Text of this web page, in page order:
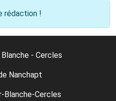
rédaction !
Blanche - Cercles
Nanchapt
Blanche-Cercles